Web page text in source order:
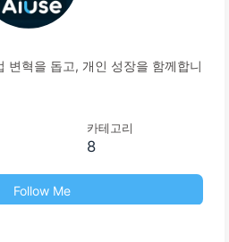
변혁을 돕고, 개인 성장을 함께합니
카테고리
8
Follow Me